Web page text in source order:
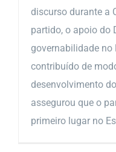
discurso durante a
partido, o apoio do
governabilidade no
contribuído de
desenvolvimento
assegurou que o
primeiro lugar no